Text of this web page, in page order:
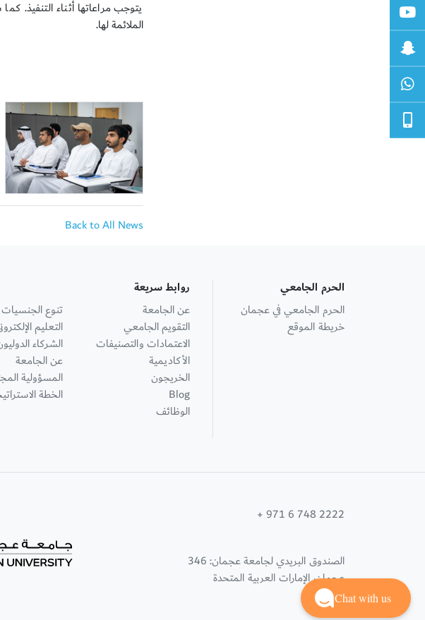
يتوجب مراعاتها أثناء التنفيذ.
الملائمة لها.
Back to All News
الحرم الجامعي
الحرم الجامعي في عجمان
خريطة الموقع
روابط سريعة
عن الجامعة
التقويم الجامعي
الاعتمادات والتصنيفات
الأكاديمية
الخريجون
Blog
الوظائف
تنوع الجنسيات
التعليم
الشركاء
عن الجامعة
المسؤولية
الخطة
+ 971 6 748 2222
الصندوق البريدي لجامعة عجمان: 346
عجمان، الإمارات العربية المتحدة
Chat with us